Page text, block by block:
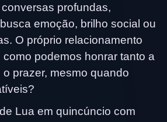
profundas,
emoção, brilho social ou
O próprio relacionamento
podemos honrar tanto a
prazer, mesmo quando
Lua em quincúncio com